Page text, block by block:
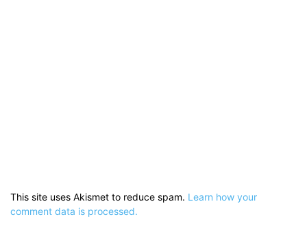
This site uses Akismet to reduce spam. Learn how your
comment data is processed.